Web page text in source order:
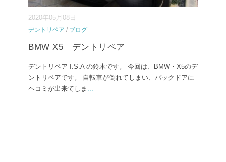
2020年05月08日
デントリペア / ブログ
BMW X5 デントリペア
デントリペア I.S.A の鈴木です。 今回は、BMW・X5のデ
ントリペアです。 自転車が倒れてしまい、バックドアに
ヘコミが出来てしま ...